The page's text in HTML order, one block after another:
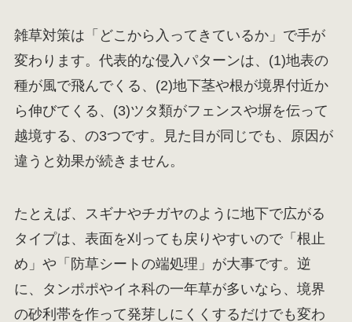
雑草対策は「どこから入ってきているか」で手が
変わります。代表的な侵入パターンは、(1)地表の
種が風で飛んでくる、(2)地下茎や根が境界付近か
ら伸びてくる、(3)ツタ類がフェンスや塀を伝って
越境する、の3つです。見た目が同じでも、原因が
違うと効果が続きません。
たとえば、スギナやチガヤのように地下で広がる
タイプは、表面を刈っても戻りやすいので「根止
め」や「防草シートの端処理」が大事です。逆
に、タンポポやイネ科の一年草が多いなら、境界
の砂利帯を作って発芽しにくくするだけでも変わ